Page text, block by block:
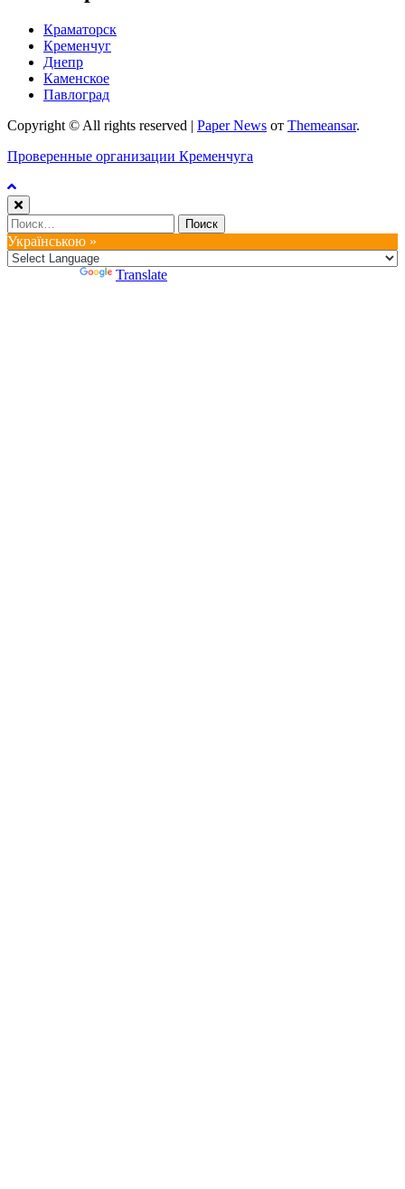
Краматорск
Кременчуг
Днепр
Каменское
Павлоград
Copyright © All rights reserved | Paper News от Themeansar.
Проверенные организации Кременчуга
Найти:
Українською »
Translate